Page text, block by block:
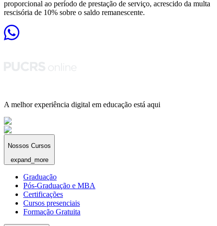
proporcional ao período de prestação de serviço, acrescido da multa
rescisória de 10% sobre o saldo remanescente.
A melhor experiência digital em educação está aqui
Nossos Cursos
expand_more
Graduação
Pós-Graduação e MBA
Certificações
Cursos presenciais
Formação Gratuita